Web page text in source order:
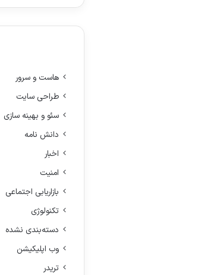
هاست و سرور
طراحی سایت
سئو و بهینه سازی
دانش نامه
اخبار
امنیت
بازاریابی اجتماعی
تکنولوژی
دسته‌بندی نشده
وب اپلیکیشن
تریدر